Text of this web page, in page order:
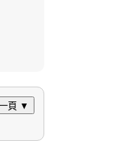
一頁 ▼